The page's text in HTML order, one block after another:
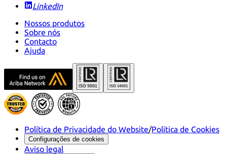
LinkedIn
Nossos produtos
Sobre nós
Contacto
Ajuda
Política de Privacidade do Website/Política de Cookies
Configurações de cookies
Aviso legal